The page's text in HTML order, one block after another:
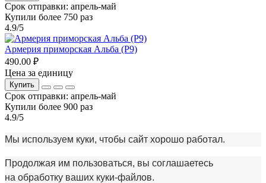
Срок отправки: апрель-май
Купили более 750 раз
4.9/5
Армерия приморская Альба (Р9)
490.00 ₽
Цена за единицу
Купить
Срок отправки: апрель-май
Купили более 900 раз
4.9/5
Мы используем куки, чтобы сайт хорошо работал.
Продолжая им пользоваться, вы соглашаетесь
на обработку ваших куки‑файлов.